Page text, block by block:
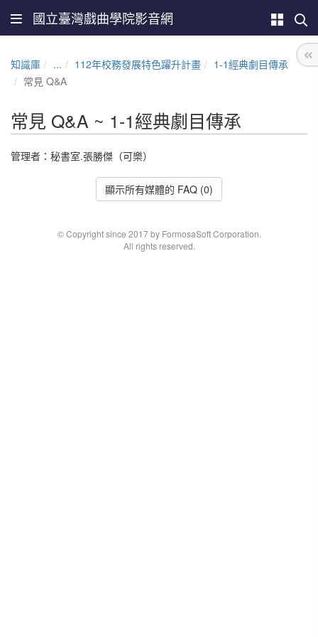
國立臺灣戲曲學院影音網
知識庫 ... 112年校務發展特色躍升計畫
1-1經典劇目傳承
常見 Q&A
常見 Q&A ~ 1-1經典劇目傳承
管理者：秘書室.張勝傑（可樂）
顯示所有媒體的 FAQ (0)
© Copyright since 2017 by FormosaSoft Corporation.
All rights reserved.